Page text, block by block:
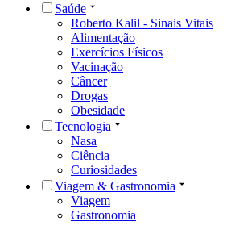
Saúde
Roberto Kalil - Sinais Vitais
Alimentação
Exercícios Físicos
Vacinação
Câncer
Drogas
Obesidade
Tecnologia
Nasa
Ciência
Curiosidades
Viagem & Gastronomia
Viagem
Gastronomia